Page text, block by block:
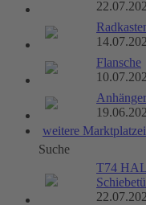
Flansche
weitere
Suche
T74